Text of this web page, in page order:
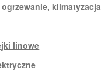
klimatyzacja
linowe